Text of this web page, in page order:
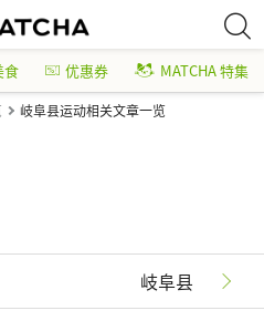
食 优惠券 MATCHA 特集
岐阜县运动相关文章一览
岐阜县